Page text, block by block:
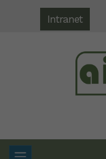
Intranet